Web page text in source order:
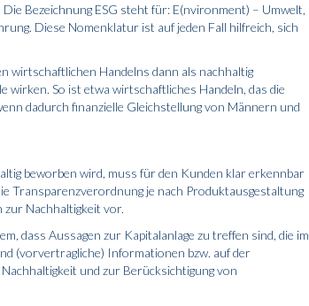
Bezeichnung ESG steht für: E(nvironment) – Umwelt,
Diese Nomenklatur ist auf jeden Fall hilfreich, sich
wirtschaftlichen Handelns dann als nachhaltig
wirken. So ist etwa wirtschaftliches Handeln, das die
dadurch finanzielle Gleichstellung von Männern und
beworben wird, muss für den Kunden klar erkennbar
Transparenzverordnung je nach Produktausgestaltung
Nachhaltigkeit vor.
dass Aussagen zur Kapitalanlage zu treffen sind, die im
(vorvertrag­liche) Informationen bzw. auf der
und zur Berücksichtigung von